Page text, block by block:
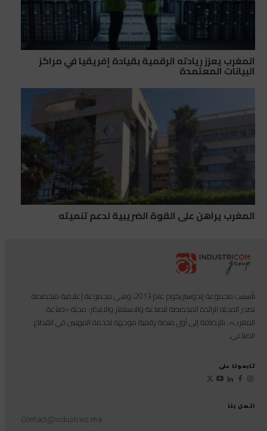
المغرب يعزز ريادته الرقمية بقيادة إفريقيا في مراكز
البيانات المعتمدة
المغرب يراهن على القوة الضريبية لدعم تنميته
اتصل بنا
Contact@industries.ma
تأسست مجموعة إندوستريكوم عام 2013، وهي مجموعة إعلامية متخصصة
تصدر المجلة الرائدة المخصصة للصناعة والاستثمار والابتكار: مجلة «صناعة
المغرب»، بالإضافة إلى أول منصة رقمية موجهة لخدمة المهنيين في القطاع
الصناعي.
تابعونا على